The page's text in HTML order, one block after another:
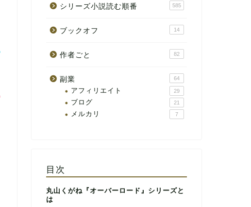
シリーズ小説読む順番 585
ブックオフ 14
作者ごと 82
副業 64
アフィリエイト 29
ブログ 21
メルカリ 7
目次
丸山くがね『オーバーロード』シリーズと
は